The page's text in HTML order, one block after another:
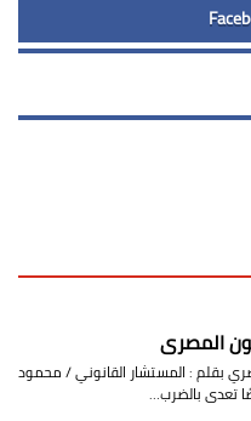
المصري
بقلم : المستشار القانوني / محمود
تعدى بالضرب…